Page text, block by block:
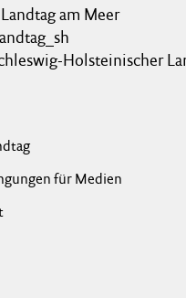
am Meer
Holsteinischer
für Medien